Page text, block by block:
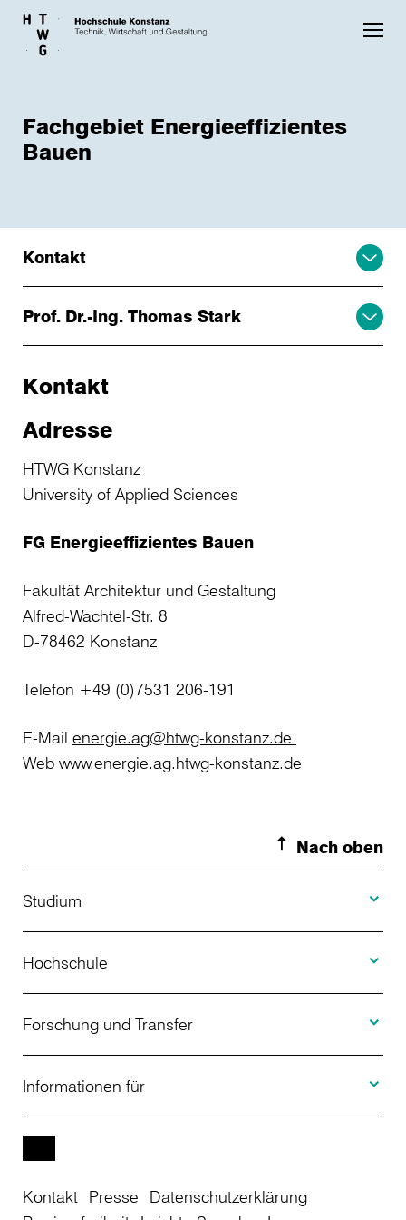
Skip to main content
Fachgebiet Energieeffizientes
Bauen
Kontakt
Prof. Dr.-Ing. Thomas Stark
Kontakt
Adresse
HTWG Konstanz
University of Applied Sciences
FG Energieeffizientes Bauen
Fakultät Architektur und Gestaltung
Alfred-Wachtel-Str. 8
D-78462 Konstanz
Telefon +49 (0)7531 206-191
E-Mail energie.ag@htwg-konstanz.de
Web www.energie.ag.htwg-konstanz.de
Nach oben
Studium
Studienangebot
Bewerbung
Studienberatung
Weiterbildung
Studienkolleg
Hochschule
Über uns
Aktuelles
Einrichtungen
Forschung und Transfer
Projekte
Informationen für
Studierende
Kontakt Presse
Datenschutzerklärung